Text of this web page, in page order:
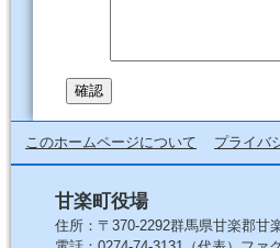
このホームページについて プライバ
甘楽町役場
住所：〒370-2292群馬県甘楽郡甘